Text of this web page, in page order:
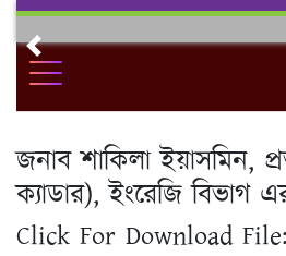
Skip
contentPrevious
জনাব শাকিলা ইয়াসমিন,
ক্যাডার), ইংরেজি বিভাগ
Click For Download File: